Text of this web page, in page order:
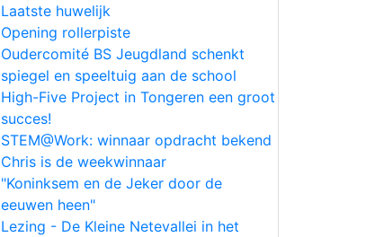
Laatste huwelijk
Opening rollerpiste
Oudercomité BS Jeugdland schenkt
spiegel en speeltuig aan de school
High-Five Project in Tongeren een groot
succes!
STEM@Work: winnaar opdracht bekend
Chris is de weekwinnaar
"Koninksem en de Jeker door de
eeuwen heen"
Lezing - De Kleine Netevallei in het